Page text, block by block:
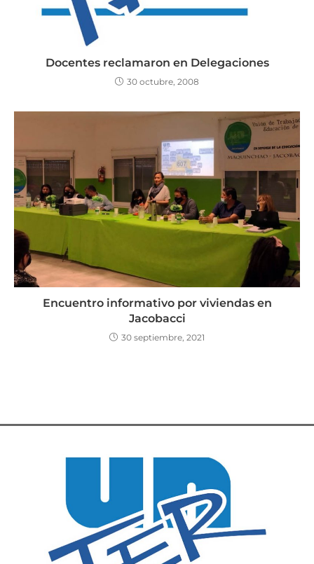
Docentes reclamaron en Delegaciones
30 octubre, 2008
Encuentro informativo por viviendas en
Jacobacci
30 septiembre, 2021